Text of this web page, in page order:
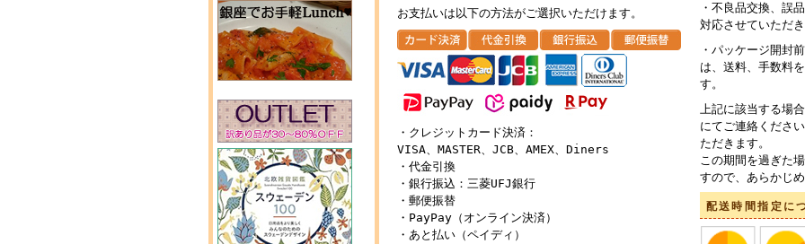
お支払いは以下の方法がご選択いただけます。
・クレジットカード決済：
VISA、MASTER、JCB、AMEX、Diners
・代金引換
・銀行振込：三菱UFJ銀行
・郵便振替
・PayPay（オンライン決済）
・あと払い（ペイディ）
・不良品交換、誤
対応させていただ
・パッケージ開封
は、送料、手数料
す。
上記に該当する場
にてご連絡くださ
ただきます。
この期間を過ぎた
すので、あらかじ
配送時間指定に